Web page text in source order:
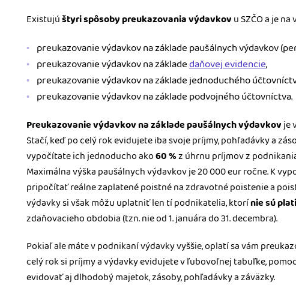
Existujúštyri spôsoby preukazovania výdavkov u SZČO a je
preukazovanie výdavkov na základe paušálnych výdavkov
preukazovanie výdavkov na základedaňovej evidencie,
preukazovanie výdavkov na základe jednoduchého
preukazovanie výdavkov na základe podvojného účtovníctva.
Preukazovanie výdavkov na základe paušálnych výdavkovje
Stačí, keď po celý rok evidujete iba svoje príjmy, pohľadávky a
vypočítate ich jednoducho ako60 %z úhrnu príjmov z
Maximálna výška paušálnych výdavkov je 20 000 eur ročne. K
pripočítať reálne zaplatené poistné na zdravotné poistenie a
výdavky si však môžu uplatniť len tí podnikatelia, ktorínie sú
zdaňovacieho obdobia (tzn. nie od 1. januára do 31. decembra).
Pokiaľ ale máte v podnikaní výdavky vyššie, oplatí sa vám
celý rok si príjmy a výdavky evidujete v ľubovoľnej tabuľke,
evidovať aj dlhodobý majetok, zásoby, pohľadávky a záväzky.